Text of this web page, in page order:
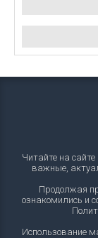
Читайте на
важные,
Продолжая
ознакомились и
Использование